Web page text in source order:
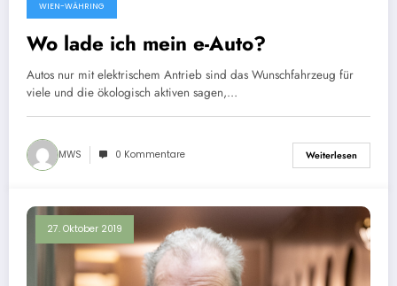
WIEN-WÄHRING
Wo lade ich mein e-Auto?
Autos nur mit elektrischem Antrieb sind das Wunschfahrzeug für
viele und die ökologisch aktiven sagen,…
MWS 0 Kommentare Weiterlesen
27. Oktober 2019